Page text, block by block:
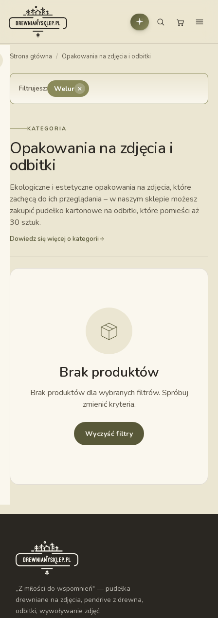
Strona główna / Opakowania na zdjęcia i odbitki
Filtrujesz: Welur ×
KATEGORIA
Opakowania na zdjęcia i
odbitki
Ekologiczne i estetyczne opakowania na zdjęcia, które
zachęcą do ich przeglądania – w naszym sklepie możesz
zakupić pudełko kartonowe na odbitki, które pomieści aż
30 sztuk.
Dowiedz się więcej o kategorii
Brak produktów
Brak produktów dla wybranych filtrów. Spróbuj
zmienić kryteria.
Wyczyść filtry
„Z miłości do wspomnień" — pudełka
drewniane na zdjęcia, pendrive z drewna,
odbitki, wywoływanie zdjęć.